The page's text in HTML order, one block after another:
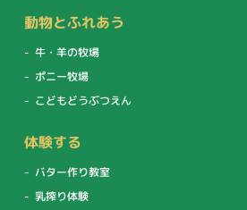
動物とふれあう
牛・羊の牧場
ポニー牧場
こどもどうぶつえん
体験する
バター作り教室
乳搾り体験